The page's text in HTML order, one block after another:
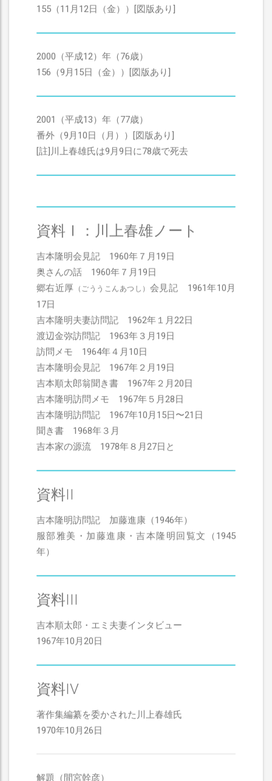
155（11月12日（金））[図版あり]
2000（平成12）年（76歳）
156（9月15日（金））[図版あり]
2001（平成13）年（77歳）
番外（9月10日（月））[図版あり]
[註]川上春雄氏は9月9日に78歳で死去
資料Ⅰ：川上春雄ノート
吉本隆明会見記 1960年７月19日
奥さんの話 1960年７月19日
郷右近厚 （ごううこんあつし） 会見記 1961年10月
17日
吉本隆明夫妻訪問記 1962年１月22日
渡辺金弥訪問記 1963年３月19日
訪問メモ 1964年４月10日
吉本隆明会見記 1967年２月19日
吉本順太郎翁聞き書 1967年２月20日
吉本隆明訪問メモ 1967年５月28日
吉本隆明訪問記 1967年10月15日〜21日
聞き書 1968年３月
吉本家の源流 1978年８月27日と
資料II
吉本隆明訪問記 加藤進康（1946年）
服部雅美・加藤進康・吉本隆明回覧文（1945
年）
資料III
吉本順太郎・エミ夫妻インタビュー
1967年10月20日
資料IV
著作集編纂を委かされた川上春雄氏
1970年10月26日
解題（間宮幹彦）